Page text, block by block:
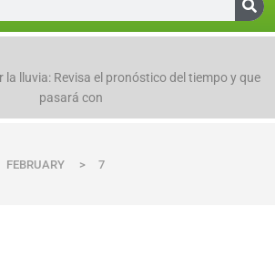
lluvia: Revisa el pronóstico del tiempo y que
pasará con
FEBRUARY > 7